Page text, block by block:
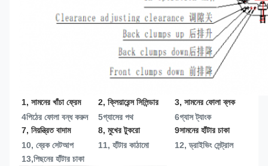
1, সামনের খাঁচা ফ্রেম
4পিঠের ফোলা বন্ধ করুন
2, ক্লিয়ারেন্স সিলিন্ডার
5গ্যাসের পথ
3, সামনের ফোলা ব্লক
6গ্যাস ট্যাংক
7, নিয়ন্ত্রিত বাদাম
10, ব্রেক সেটআপ
13,পিছনের হাঁটার চাকা
8, মুখের টুকরো
11, হাঁটার কাঠামো
9সামনের হাঁটার চাকা
12, ড্রাইভিং সেন্ট্রাল